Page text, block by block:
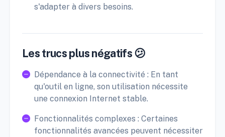
s'adapter à divers besoins.
Les trucs plus négatifs 😕
Dépendance à la connectivité : En tant
qu'outil en ligne, son utilisation nécessite
une connexion Internet stable.
Fonctionnalités complexes : Certaines
fonctionnalités avancées peuvent nécessiter